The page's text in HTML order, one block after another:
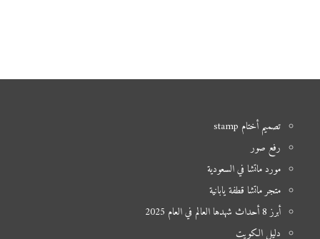
تصميم أختام stamp
رفع صور
مورد ماتشا في السعودية
متجر ماتشا قطفة يابانية
أبرز 8 أحداث شهدها العالم في العام 2025
دليل الكويت